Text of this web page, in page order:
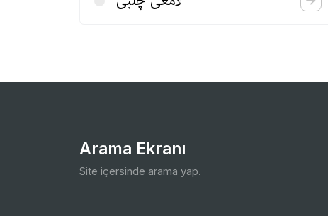
Arama Ekranı
Site içersinde arama yap.